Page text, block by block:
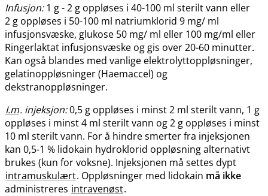
Infusjon:1 g - 2 g oppløses i 40-100 ml sterilt vann eller
2 g oppløses i 50-100 ml natriumklorid 9 mg​/​ ml
infusjonsvæske, glukose 50 mg​/​ ml eller 100 mg/ml eller
Ringerlaktat infusjonsvæske og gis over 20-60 minutter.
Kan også blandes med vanlige elektrolyttoppløsninger,
gelatinoppløsninger (Haemaccel) og
dekstranoppløsninger.
I.m. injeksjon:0,5 g oppløses i minst 2 ml sterilt vann, 1 g
oppløses i minst 4 ml sterilt vann og 2 g oppløses i minst
10 ml sterilt vann. For å hindre smerter fra injeksjonen
kan 0,5-1 % lidokain hydroklorid oppløsning alternativt
brukes (kun for voksne). Injeksjonen må settes dypt
intramuskulært. Oppløsninger med lidokain må ikke
administreres intravenøst.